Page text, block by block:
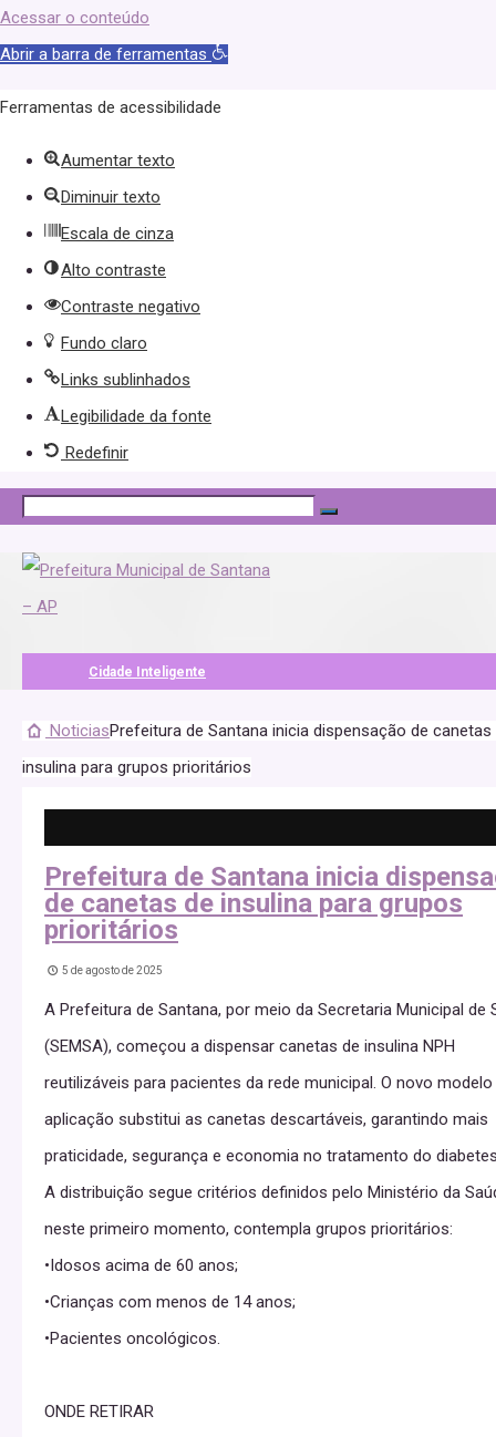
Acessar o conteúdo
Abrir a barra de ferramentas
Ferramentas de acessibilidade
Aumentar texto
Diminuir texto
Escala de cinza
Alto contraste
Contraste negativo
Fundo claro
Links sublinhados
Legibilidade da fonte
Redefinir
Cidade Inteligente
NoticiasPrefeitura de Santana inicia dispensação de canetas
insulina para grupos prioritários
Prefeitura de Santana inicia
de canetas de insulina para grupos
prioritários
5 de agosto de 2025
A Prefeitura de Santana, por meio da Secretaria Municipal de
(SEMSA), começou a dispensar canetas de insulina NPH
reutilizáveis para pacientes da rede municipal. O novo modelo
aplicação substitui as canetas descartáveis, garantindo mais
praticidade, segurança e economia no tratamento do
A distribuição segue critérios definidos pelo Ministério da
neste primeiro momento, contempla grupos prioritários:
•Idosos acima de 60 anos;
•Crianças com menos de 14 anos;
•Pacientes oncológicos.
ONDE RETIRAR